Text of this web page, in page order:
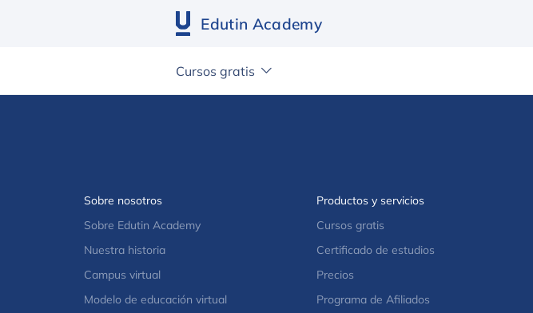
Edutin Academy
Cursos gratis
No hay publicaciones.
Sobre nosotros
Sobre Edutin Academy
Nuestra historia
Campus virtual
Modelo de educación virtual
Productos y servicios
Cursos gratis
Certificado de estudios
Precios
Programa de Afiliados